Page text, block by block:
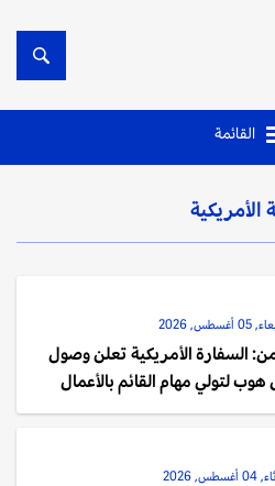
القائمة
الأمريكية
أغسطس, 2026
السفارة الأمريكية تعلن وصول
هوب لتولي مهام القائم بالأعمال
2026